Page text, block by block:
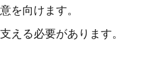
を向けます。
える必要があります。